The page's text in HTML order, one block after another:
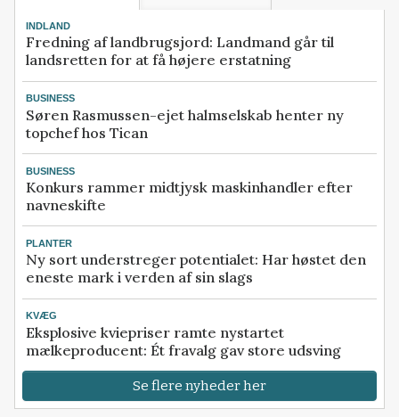
INDLAND
Fredning af landbrugsjord: Landmand går til
landsretten for at få højere erstatning
BUSINESS
Søren Rasmussen-ejet halmselskab henter ny
topchef hos Tican
BUSINESS
Konkurs rammer midtjysk maskinhandler efter
navneskifte
PLANTER
Ny sort understreger potentialet: Har høstet den
eneste mark i verden af sin slags
KVÆG
Eksplosive kviepriser ramte nystartet
mælkeproducent: Ét fravalg gav store udsving
Se flere nyheder her